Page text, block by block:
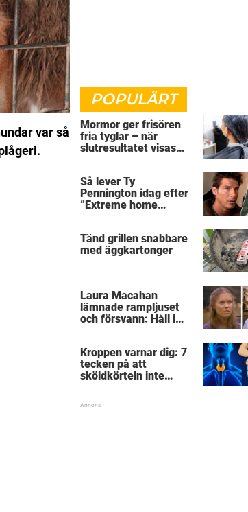
var så
POPULÄRT
Mormor ger frisören
fria tyglar – när
slutresultatet visas
Så lever Ty
Pennington idag efter
”Extreme home
Tänd grillen snabbare
med äggkartonger
Laura Macahan
lämnade rampljuset
och försvann: Håll i
senare
Kroppen varnar dig: 7
tecken på att
sköldkörteln inte